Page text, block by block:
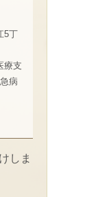
5丁
療支
病
しま